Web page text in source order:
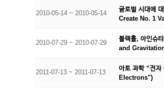
2010-05-14 ~ 2010-05-14
글로벌 시대에
Create No. 1
2010-07-29 ~ 2010-07-29
블랙홀, 아인슈
and
2011-07-13 ~ 2011-07-13
아토 과학 “전
Electrons")